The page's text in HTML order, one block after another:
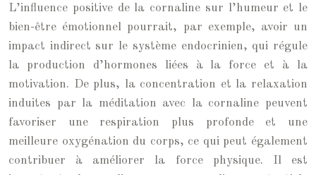
L’influence positive de la cornaline sur l’humeur et le
bien-être émotionnel pourrait, par exemple, avoir un
impact indirect sur le système endocrinien, qui régule
la production d’hormones liées à la force et à la
motivation. De plus, la concentration et la relaxation
induites par la méditation avec la cornaline peuvent
favoriser une respiration plus profonde et une
meilleure oxygénation du corps, ce qui peut également
contribuer à améliorer la force physique. Il est